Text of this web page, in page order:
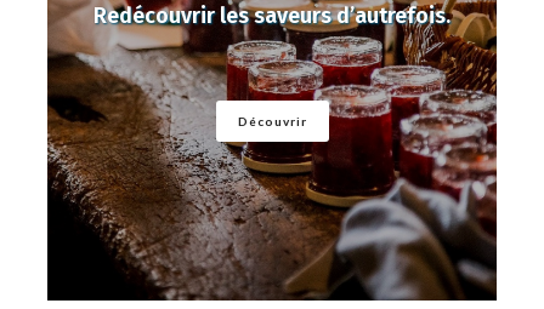
Redécouvrir les saveurs d’autrefois.
Découvrir